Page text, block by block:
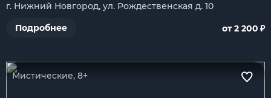
г. Нижний Новгород, ул. Рождественская д. 10
Подробнее
от 2 200 ₽
Мистические, 8+